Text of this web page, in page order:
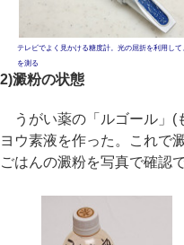
テレビでよく見かける糖度計。光の屈折を利用して
を測る
2)澱粉の状態
うがい薬の「ルゴール」(
ヨウ素液を作った。これで
ごはんの澱粉を写真で確認で